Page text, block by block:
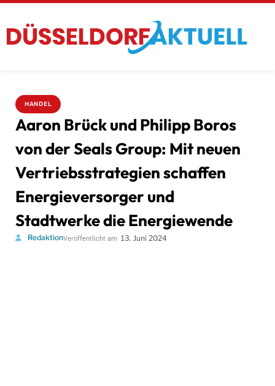
HANDEL
Aaron Brück und Philipp Boros
von der Seals Group: Mit neuen
Vertriebsstrategien schaffen
Energieversorger und
Stadtwerke die Energiewende
RedaktionVeröffentlicht am 13. Juni 2024